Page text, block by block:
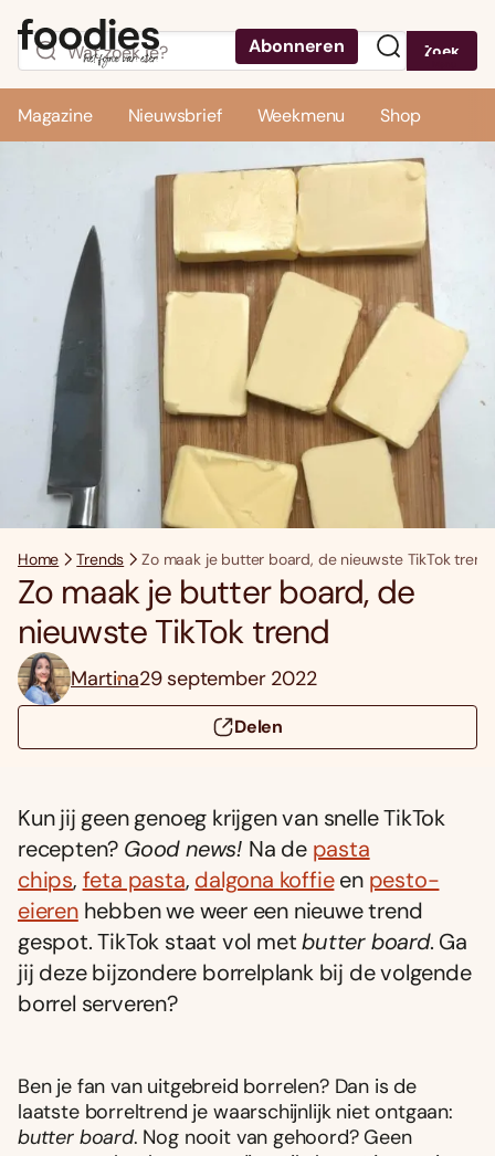
Abonneren Zoek
Magazine Nieuwsbrief Weekmenu Shop
Home Trends Zo maak je butter board, de nieuwste TikTok trend
Zo maak je butter board, de
nieuwste TikTok trend
Martina29 september 2022
Delen
Kun jij geen genoeg krijgen van snelle TikTok
recepten? Good news! Na de pasta
chips, feta pasta, dalgona koffieen pesto-
eierenhebben we weer een nieuwe trend
gespot. TikTok staat vol metbutter board. Ga
jij deze bijzondere borrelplank bij de volgende
borrel serveren?
Ben je fan van uitgebreid borrelen? Dan is de
laatste borreltrend je waarschijnlijk niet ontgaan:
butter board. Nog nooit van gehoord? Geen